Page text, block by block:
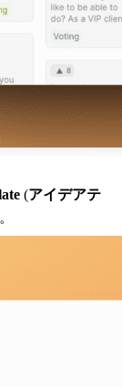
(アイデアテ